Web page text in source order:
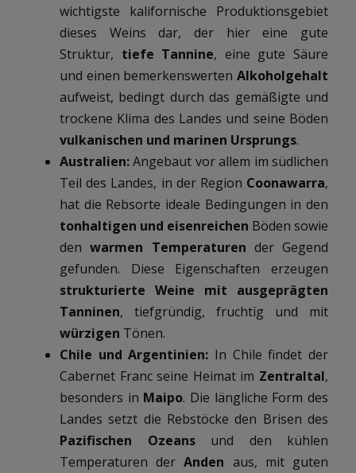
wichtigste kalifornische Produktionsgebiet
dieses Weins dar, der hier eine gute
Struktur, tiefe Tannine, eine gute Säure
und einen bemerkenswerten Alkoholgehalt
aufweist, bedingt durch das gemäßigte und
trockene Klima des Landes und seine Böden
vulkanischen und marinen Ursprungs.
Australien:Angebaut vor allem im südlichen
Teil des Landes, in der Region Coonawarra,
hat die Rebsorte ideale Bedingungen in den
tonhaltigen und eisenreichen Böden sowie
denwarmen Temperaturen der Gegend
gefunden. Diese Eigenschaften erzeugen
strukturierte Weine mit ausgeprägten
Tanninen, tiefgründig, fruchtig und mit
würzigen Tönen.
Chile und Argentinien: In Chile findet der
Cabernet Franc seine Heimat im Zentraltal,
besonders in Maipo. Die längliche Form des
Landes setzt die Rebstöcke den Brisen des
Pazifischen Ozeansund den kühlen
Temperaturen derAnden aus, mit guten